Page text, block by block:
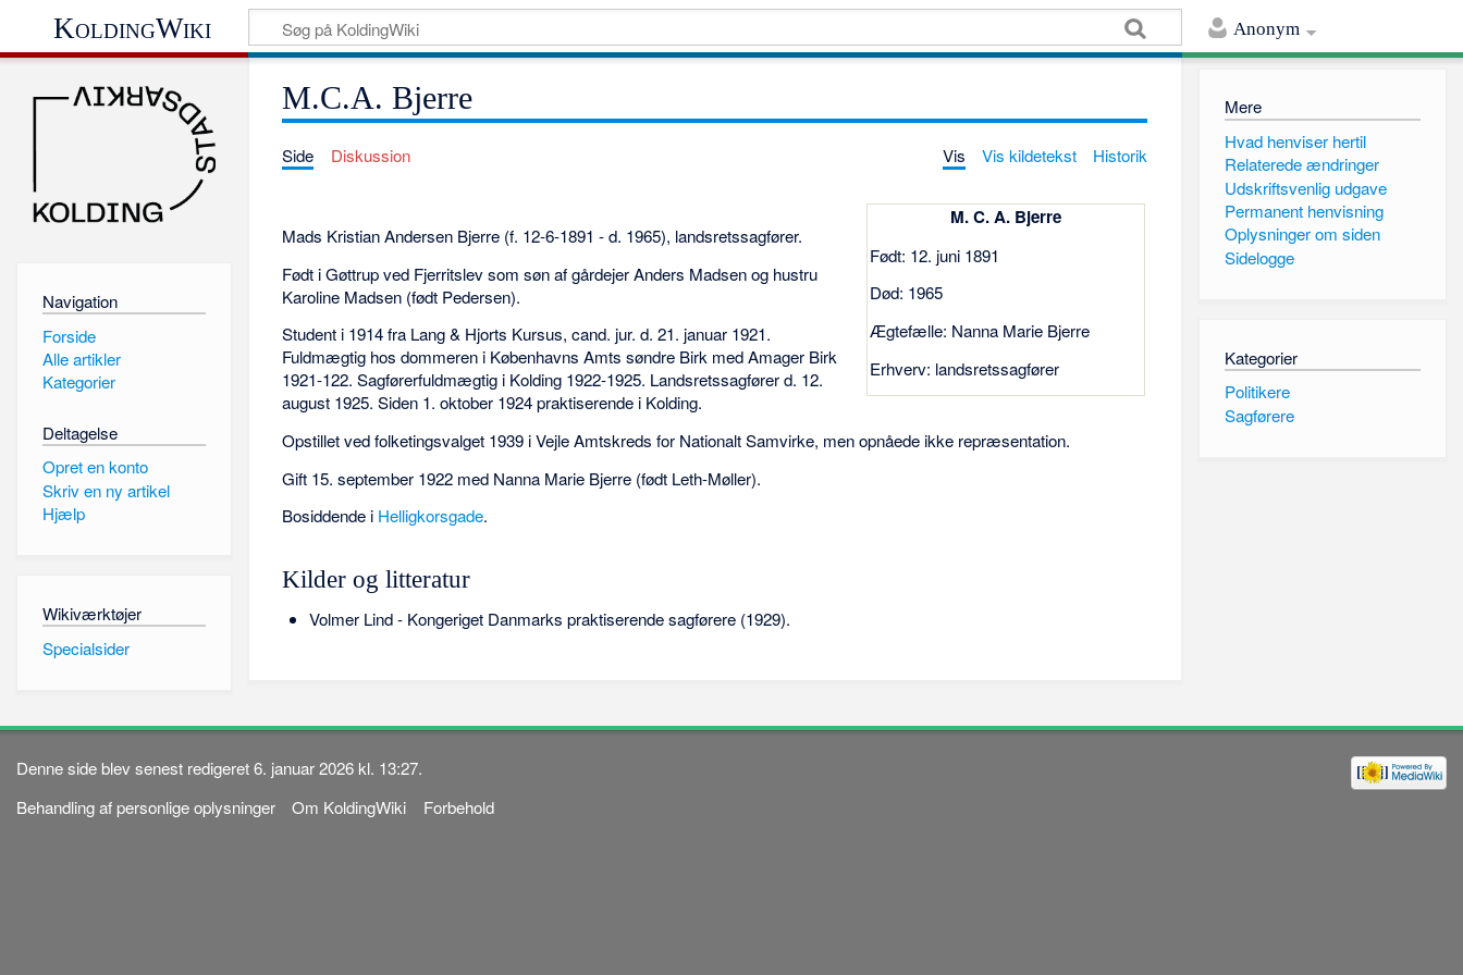
Anonym
KoldingWiki
M.C.A. Bjerre
Side Diskussion Vis Vis kildetekst Historik
M. C. A. Bjerre
Født: 12. juni 1891
Død: 1965
Ægtefælle: Nanna Marie Bjerre
Erhverv: landsretssagfører
Mads Kristian Andersen Bjerre (f. 12-6-1891 - d. 1965), landsretssagfører.
Født i Gøttrup ved Fjerritslev som søn af gårdejer Anders Madsen og hustru
Karoline Madsen (født Pedersen).
Student i 1914 fra Lang & Hjorts Kursus, cand. jur. d. 21. januar 1921.
Fuldmægtig hos dommeren i Københavns Amts søndre Birk med Amager Birk
1921-122. Sagførerfuldmægtig i Kolding 1922-1925. Landsretssagfører d. 12.
august 1925. Siden 1. oktober 1924 praktiserende i Kolding.
Opstillet ved folketingsvalget 1939 i Vejle Amtskreds for Nationalt Samvirke, men opnåede ikke repræsentation.
Gift 15. september 1922 med Nanna Marie Bjerre (født Leth-Møller).
Bosiddende i Helligkorsgade.
Kilder og litteratur
Volmer Lind - Kongeriget Danmarks praktiserende sagførere (1929).
Navigation
Forside
Alle artikler
Kategorier
Deltagelse
Opret en konto
Skriv en ny artikel
Hjælp
Wikiværktøjer
Specialsider
Mere
Hvad henviser hertil
Relaterede ændringer
Udskriftsvenlig udgave
Permanent henvisning
Oplysninger om siden
Sidelogge
Kategorier
Politikere
Sagførere
Denne side blev senest redigeret 6. januar 2026 kl. 13:27.
Behandling af personlige oplysninger
Om KoldingWiki Forbehold